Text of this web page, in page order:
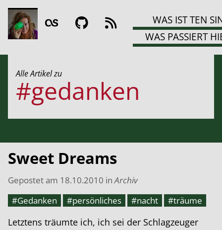
WAS IST TEN
WAS PASSIERT
Alle Artikel zu
#gedanken
Sweet Dreams
Gepostet am 18.10.2010 inArchiv
#Gedanken
#persönliches #nacht
#träume
Letztens träumte ich, ich sei der Schlagzeuger